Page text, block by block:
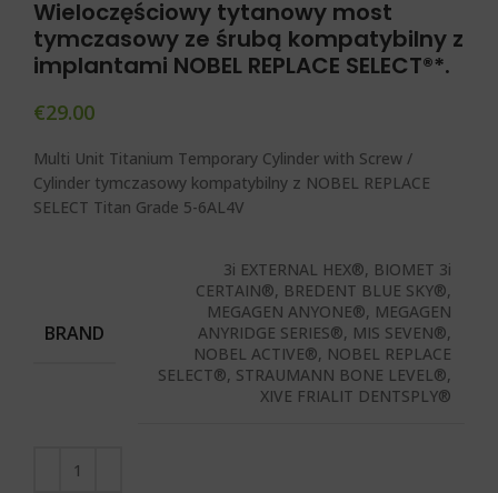
Wieloczęściowy tytanowy most
tymczasowy ze śrubą kompatybilny z
implantami NOBEL REPLACE SELECT®*.
€29.00
Multi Unit Titanium Temporary Cylinder with Screw /
Cylinder tymczasowy kompatybilny z NOBEL REPLACE
SELECT Titan Grade 5-6AL4V
BRAND
3i EXTERNAL HEX®, BIOMET 3i
CERTAIN®, BREDENT BLUE SKY®,
MEGAGEN ANYONE®, MEGAGEN
ANYRIDGE SERIES®, MIS SEVEN®,
NOBEL ACTIVE®, NOBEL REPLACE
SELECT®, STRAUMANN BONE LEVEL®,
XIVE FRIALIT DENTSPLY®